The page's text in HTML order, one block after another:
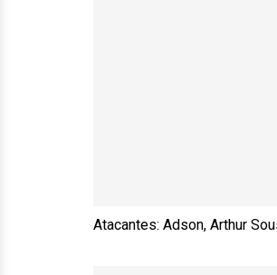
Atacantes: Adson, Arthur